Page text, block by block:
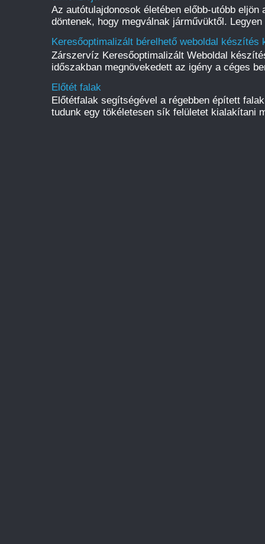
Az autótulajdonosok életében előbb-utóbb eljön
döntenek, hogy megválnak járművüktől.
Keresőoptimalizált bérelhető weboldal
Zárszervíz Keresőoptimalizált Weboldal
időszakban megnövekedett az igény a céges
Előtét falak
Előtétfalak segítségével a régebben épített
tudunk egy tökéletesen sík felületet kialakítani